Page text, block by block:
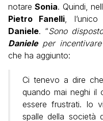
notareSonia. Quindi,
Pietro Fanelli ,
Daniele. “Sono
Danieleper
che ha aggiunto:
Ci tenevo a dire
quando mai neghi il
essere frustrati. Io
spalle della società